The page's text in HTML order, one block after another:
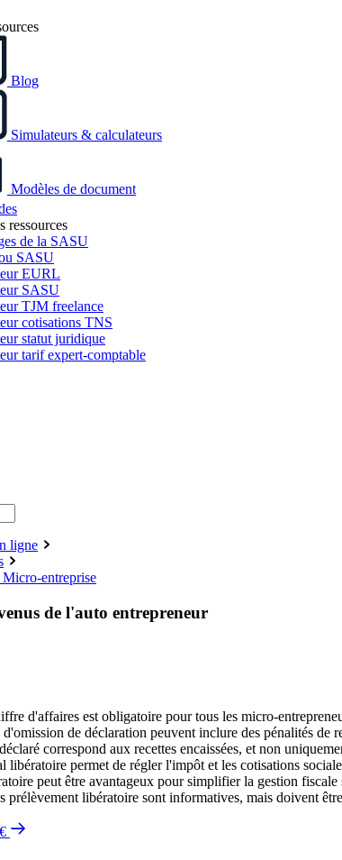
Blog
Simulateurs & calculateurs
Modèles de document
ressources
de la SASU
SASU
EURL
SASU
TJM freelance
cotisations TNS
statut juridique
tarif expert-comptable
ligne
entreprise
de l'auto entrepreneur
d'affaires est obligatoire pour tous les micro-
d'omission de déclaration peuvent inclure des pénalités de
correspond aux recettes encaissées, et non
libératoire permet de régler l'impôt et les cotisations
peut être avantageux pour simplifier la gestion
prélèvement libératoire sont informatives, mais doivent